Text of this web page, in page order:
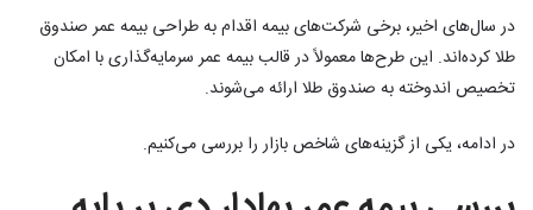
در سال‌های اخیر، برخی شرکت‌های بیمه اقدام به طراحی بیمه عمر صندوق
طلا کرده‌اند. این طرح‌ها معمولاً در قالب بیمه عمر سرمایه‌گذاری با امکان
تخصیص اندوخته به صندوق طلا ارائه می‌شوند.
در ادامه، یکی از گزینه‌های شاخص بازار را بررسی می‌کنیم.